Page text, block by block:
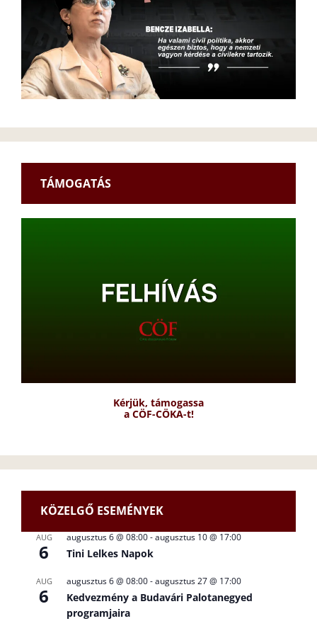
TÁMOGATÁS
Kérjük, támogassa
a CÖF-CÖKA-t!
KÖZELGŐ ESEMÉNYEK
AUG
6
augusztus 6 @ 08:00-augusztus 10 @ 17:00
Tini Lelkes Napok
AUG
6
augusztus 6 @ 08:00-augusztus 27 @ 17:00
Kedvezmény a Budavári Palotanegyed
programjaira